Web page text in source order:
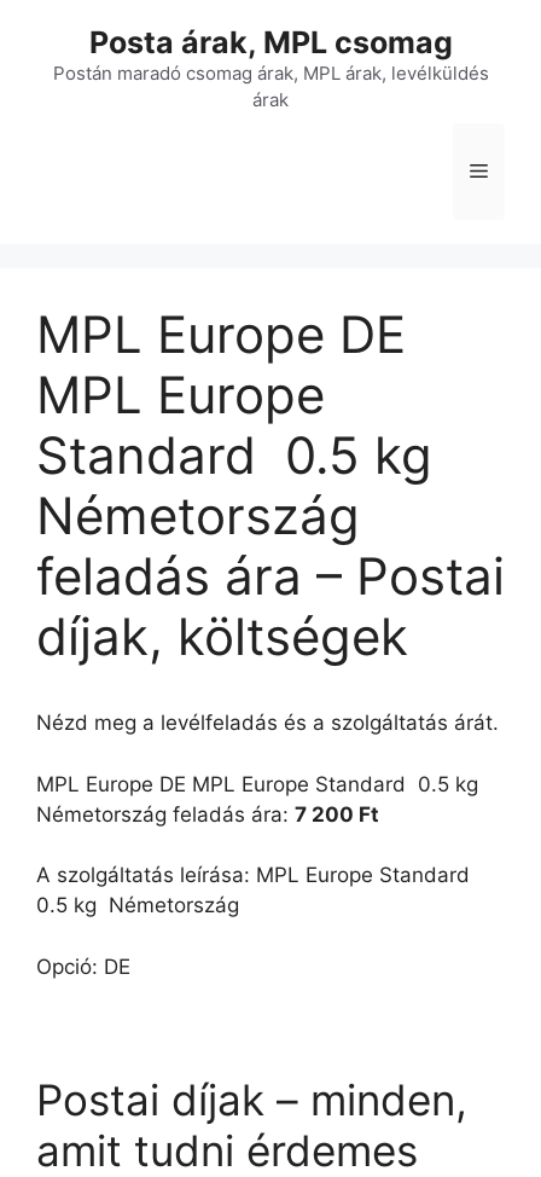
tartalomba
Posta árak, MPL csomag
Postán maradó csomag árak, MPL árak, levélküldés
árak
Menü
MPL Europe DE
MPL Europe
Standard  0.5 kg 
Németország
feladás ára – Postai
díjak, költségek
Nézd meg a levélfeladás és a szolgáltatás árát.
MPL Europe DE MPL Europe Standard  0.5 kg 
Németország feladás ára: 7 200 Ft
A szolgáltatás leírása: MPL Europe Standard 
0.5 kg  Németország
Opció: DE
Postai díjak – minden,
amit tudni érdemes